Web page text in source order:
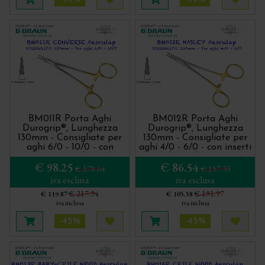
Aggiungi al carrelloAcquista più tardiAggiungi al carrello
BM011R Porta Aghi
Durogrip®, Lunghezza
130mm - Consigliate per
aghi 6/0 - 10/0 - con
inserti in Carburo di
Tungsteno
€ 98.25 € 178.64
iva esclusa
€ 119.87€ 217.94
iva inclusa
Aggiungi al carrello
-45%
Acquista più tardi
BM012R Porta Aghi
Durogrip®, Lunghezza
130mm - Consigliate per
aghi 4/0 - 6/0 - con inserti
in Carburo di Tungsteno
€ 86.54 € 157.35
iva esclusa
€ 105.58€ 191.97
iva inclusa
Aggiungi al carrello
-45%